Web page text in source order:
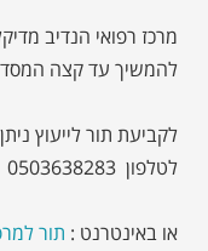
להמשיך עד קצה
לטלפון 0503638283
או באינטרנט : תור